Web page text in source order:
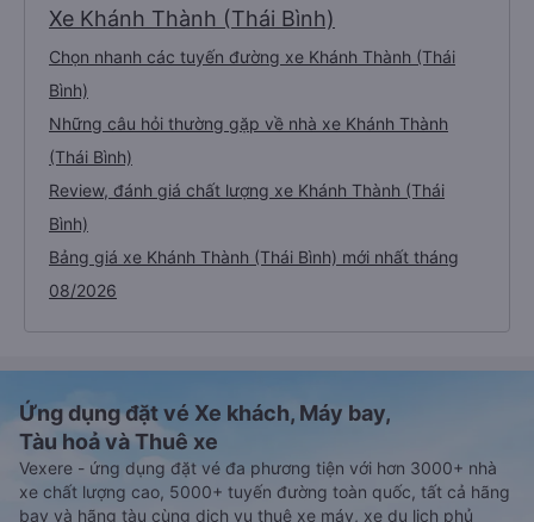
Xe Khánh Thành (Thái Bình)
Chọn nhanh các tuyến đường xe Khánh Thành (Thái
Bình)
Những câu hỏi thường gặp về nhà xe Khánh Thành
(Thái Bình)
Review, đánh giá chất lượng xe Khánh Thành (Thái
Bình)
Bảng giá xe Khánh Thành (Thái Bình) mới nhất tháng
08/2026
Ứng dụng đặt vé Xe khách, Máy bay,
Tàu hoả và Thuê xe
Vexere - ứng dụng đặt vé đa phương tiện với hơn 3000+ nhà
xe chất lượng cao, 5000+ tuyến đường toàn quốc, tất cả hãng
bay và hãng tàu cùng dịch vụ thuê xe máy, xe du lịch phủ